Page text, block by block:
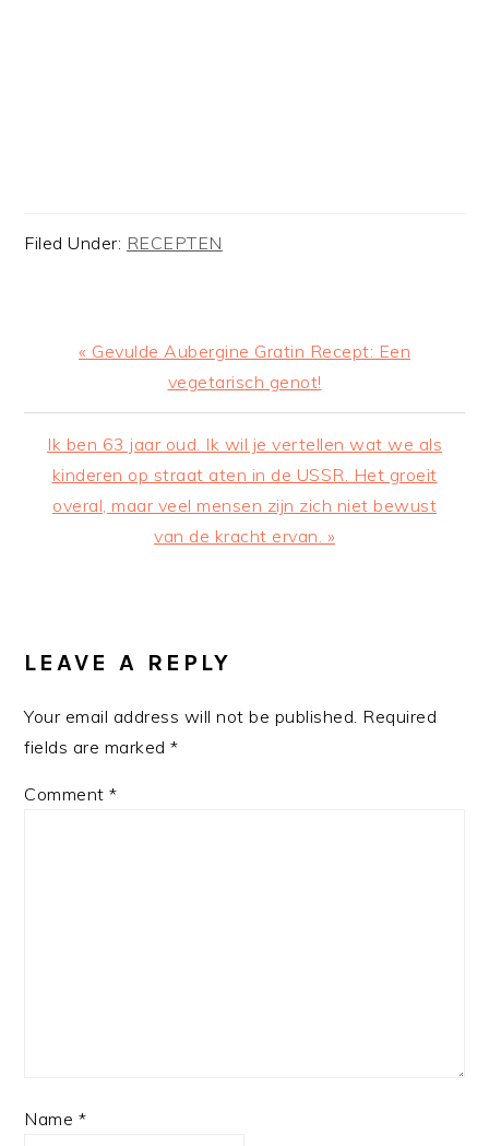
Filed Under: RECEPTEN
Previous
« Gevulde Aubergine Gratin Recept: Een
vegetarisch genot!
Next
Post:
Ik ben 63 jaar oud. Ik wil je vertellen wat we als
kinderen op straat aten in de USSR. Het groeit
overal, maar veel mensen zijn zich niet bewust
van de kracht ervan. »
INTERACTIONS
LEAVE A REPLY
Your email address will not be published. Required
fields are marked*
Comment*
Name *